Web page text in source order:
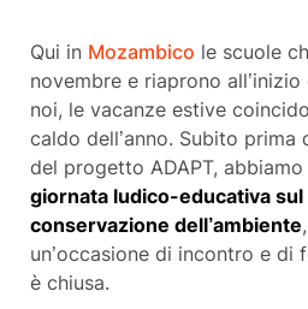
Qui in Mozambico le scuole
novembre e riaprono
noi, le vacanze estive
caldo dell’anno. Subito prima
del progetto ADAPT,
giornata ludico-educativa sul
conservazione dell’ambiente
un’occasione di incontro e di
è chiusa.